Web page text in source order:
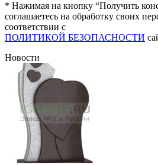
* Нажимая на кнопку “Получить
соглашаетесь на обработку своих
соответствии с
ПОЛИТИКОЙ БЕЗОПАСНОСТИ
Новости